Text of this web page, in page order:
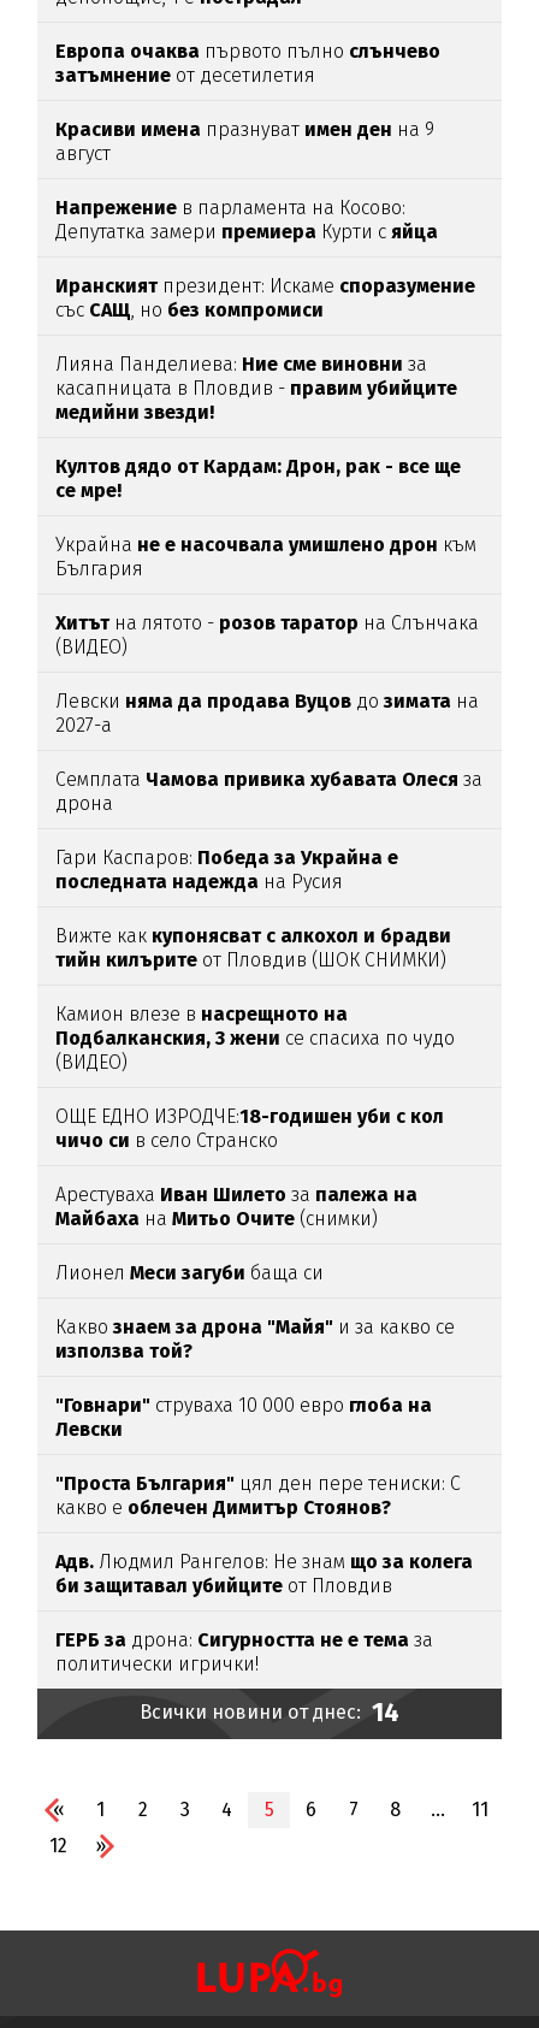
Европа очаква първото пълно слънчево
затъмнение от десетилетия
Красиви имена празнуват имен ден на 9
август
Напрежение в парламента на Косово:
Депутатка замери премиера Курти сяйца
Иранскиятпрезидент: Искаме споразумение
със САЩ, но без компромиси
Лияна Панделиева: Ние сме виновниза
касапницата в Пловдив - правим убийците
медийни звезди!
Култов дядо от Кардам: Дрон, рак - все ще
се мре!
Украйна не е насочвала умишлено дрон към
България
Хитътна лятото - розов таратор на Слънчака
(ВИДЕО)
Левски няма да продава Вуцов дозимата на
2027-а
Семплата Чамова привика хубавата Олеся за
дрона
Гари Каспаров: Победа за Украйна е
последната надежда на Русия
Вижте как купонясват с алкохол и брадви
тийн килърите от Пловдив (ШОК СНИМКИ)
Камион влезе в насрещното на
Подбалканския, 3 жени се спасиха по чудо
(ВИДЕО)
ОЩЕ ЕДНО ИЗРОДЧЕ:18-годишен уби с кол
чичо си в село Странско
Арестуваха Иван Шилетоза палежа на
Майбаха наМитьо Очите (снимки)
Лионел Меси загуби баща си
Каквознаем за дрона "Майя" и за какво се
използва той?
"Говнари" струваха 10 000 евро глоба на
Левски
"Проста България" цял ден пере тениски: С
какво е облечен Димитър Стоянов?
Адв. Людмил Рангелов: Не знам що за колега
би защитавал убийците от Пловдив
ГЕРБ за дрона: Сигурността не е темаза
политически игрички!
Всички новини от днес: 14
« 1 2 3 4 5 6 7 8 ...
11
12
»